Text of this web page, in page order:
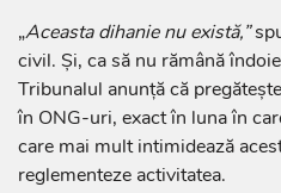
„Aceasta dihanie nu există,”
civil. Și, ca să nu rămână
Tribunalul anunță că
în ONG-uri, exact în luna în
care mai mult intimidează
reglementeze activitatea.